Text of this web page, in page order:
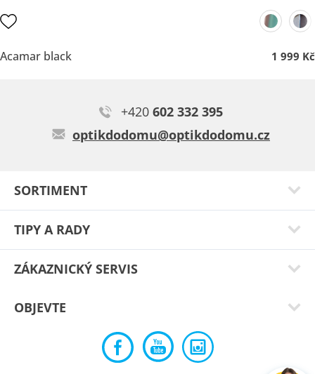
Acamar black 1 999 Kč
SORTIMENT
TIPY A RADY
ZÁKAZNICKÝ SERVIS
OBJEVTE
+420 602 332 395
optikdodomu@optikdodomu.cz